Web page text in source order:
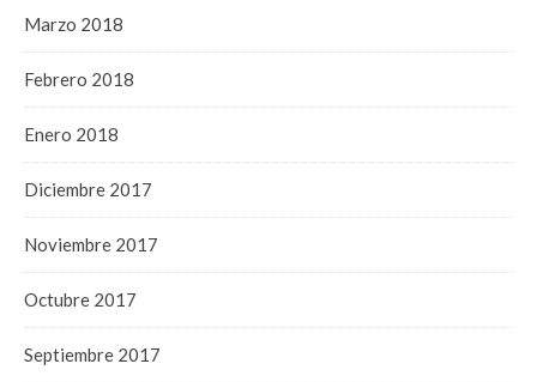
Marzo 2018
Febrero 2018
Enero 2018
Diciembre 2017
Noviembre 2017
Octubre 2017
Septiembre 2017